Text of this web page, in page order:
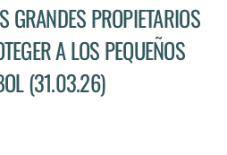
GRANDES PROPIETARIOS
A LOS PEQUEÑOS
(31.03.26)